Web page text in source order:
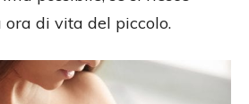
di vita del piccolo.